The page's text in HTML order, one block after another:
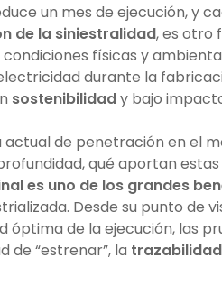
un mes de ejecución, y
de la siniestralidad, es otro
físicas y
durante la
sostenibilidady bajo
actual de penetración en el
qué aportan estas
es uno de los grandes
Desde su punto de
óptima de la ejecución, las
de “estrenar”, la trazabilidad